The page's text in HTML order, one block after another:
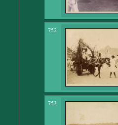
752
753